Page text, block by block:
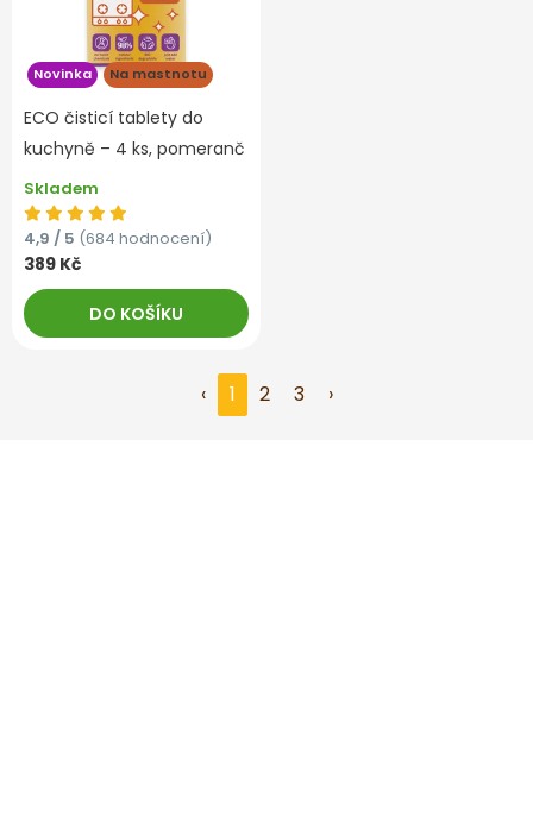
Novinka Na mastnotu
ECO čisticí tablety do
kuchyně – 4 ks, pomeranč
Skladem
4,9 / 5 (684 hodnocení)
389 Kč
DO KOŠÍKU
‹ 1 2 3 ›